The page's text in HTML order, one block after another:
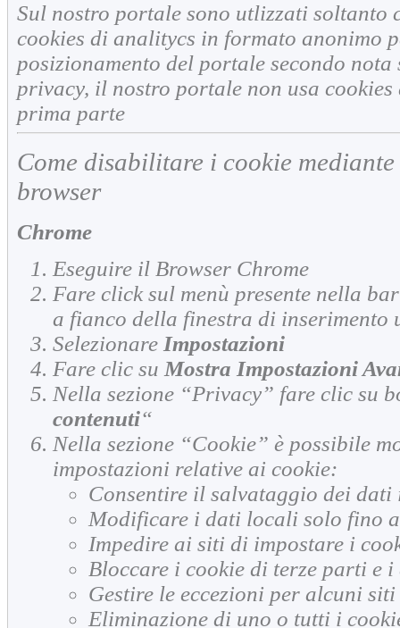
Sul nostro portale sono utlizzati soltanto
cookies di analitycs in formato anonimo
posizionamento del portale secondo
privacy, il nostro portale non usa
prima parte
Come disabilitare i cookie
browser
Chrome
Eseguire il Browser Chrome
Fare click sul menù presente nella
a fianco della finestra di inserimento
Selezionare Impostazioni
Fare clic su Mostra Impostazioni
Nella sezione “Privacy” fare clic su
contenuti“
Nella sezione “Cookie” è possibile
impostazioni relative ai cookie:
Consentire il salvataggio dei dati
Modificare i dati locali solo fino
Impedire ai siti di impostare i
Bloccare i cookie di terze parti e
Gestire le eccezioni per alcuni
Eliminazione di uno o tutti i